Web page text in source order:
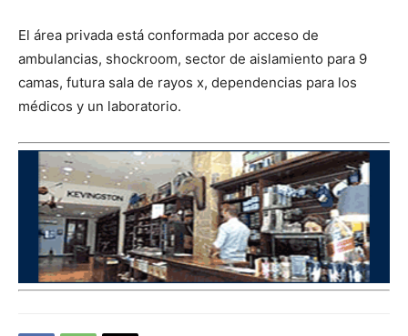
El área privada está conformada por acceso de
ambulancias, shockroom, sector de aislamiento para 9
camas, futura sala de rayos x, dependencias para los
médicos y un laboratorio.